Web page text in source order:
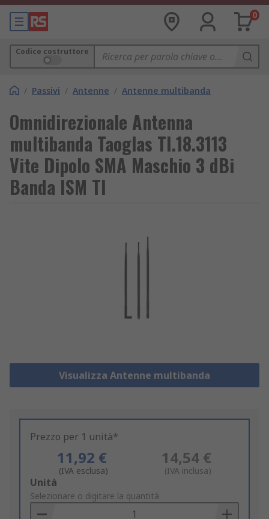
0
Codice costruttore
/ Passivi / Antenne / Antenne multibanda
Omnidirezionale Antenna
multibanda Taoglas TI.18.3113
Vite Dipolo SMA Maschio 3 dBi
Banda ISM TI
Visualizza Antenne multibanda
Prezzo per 1 unità*
11,92 €
(IVA esclusa)
14,54 €
(IVA inclusa)
Add
to
Basket
Unità
Selezionare o digitare la quantità